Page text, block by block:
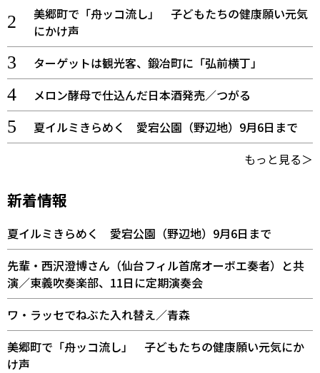
美郷町で「舟ッコ流し」 子どもたちの健康願い元気
にかけ声
ターゲットは観光客、鍛冶町に「弘前横丁」
メロン酵母で仕込んだ日本酒発売／つがる
夏イルミきらめく 愛宕公園（野辺地）9月6日まで
もっと見る＞
新着情報
夏イルミきらめく 愛宕公園（野辺地）9月6日まで
先輩・西沢澄博さん（仙台フィル首席オーボエ奏者）と共
演／東義吹奏楽部、11日に定期演奏会
ワ・ラッセでねぶた入れ替え／青森
美郷町で「舟ッコ流し」 子どもたちの健康願い元気にか
け声